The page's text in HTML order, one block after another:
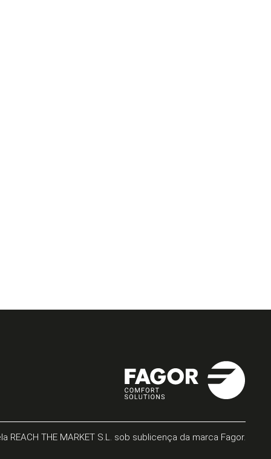
REACH THE MARKET S.L. sob sublicença da marca Fagor.